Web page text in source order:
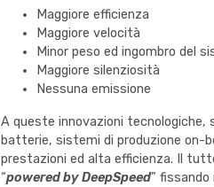
Maggiore efficienza
Maggiore velocità
Minor peso ed ingombro del
Maggiore silenziosità
Nessuna emissione
A queste innovazioni tecnologiche,
batterie, sistemi di produzione on-
prestazioni ed alta efficienza. Il
“powered by DeepSpeed”